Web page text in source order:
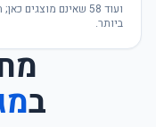
ועוד 58 שאינם מוצגים
ביותר.
ב